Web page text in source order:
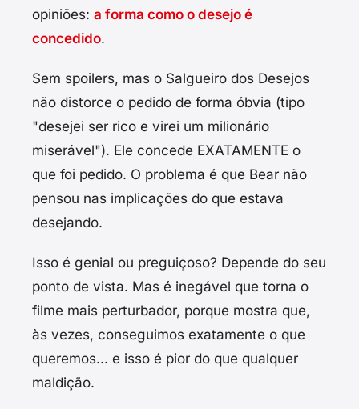
opiniões: a forma como o desejo é
concedido.
Sem spoilers, mas o Salgueiro dos Desejos
não distorce o pedido de forma óbvia (tipo
"desejei ser rico e virei um milionário
miserável"). Ele concede EXATAMENTE o
que foi pedido. O problema é que Bear não
pensou nas implicações do que estava
desejando.
Isso é genial ou preguiçoso? Depende do seu
ponto de vista. Mas é inegável que torna o
filme mais perturbador, porque mostra que,
às vezes, conseguimos exatamente o que
queremos... e isso é pior do que qualquer
maldição.